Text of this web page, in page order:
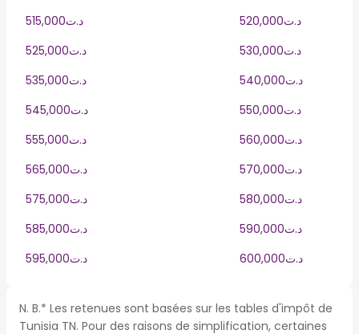
515,000د.ت
520,000د.ت
525,000د.ت
530,000د.ت
535,000د.ت
540,000د.ت
545,000د.ت
550,000د.ت
555,000د.ت
560,000د.ت
565,000د.ت
570,000د.ت
575,000د.ت
580,000د.ت
585,000د.ت
590,000د.ت
595,000د.ت
600,000د.ت
N. B.* Les retenues sont basées sur les tables d'impôt de
Tunisia TN. Pour des raisons de simplification, certaines